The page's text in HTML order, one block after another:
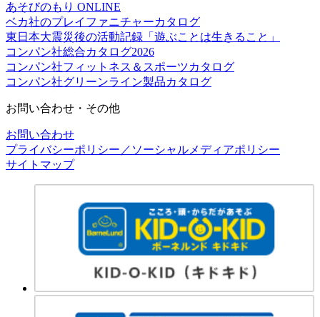
あそびのもり ONLINE
ベカ社のプレイファニチャーカタログ
東日本大震災後の活動記録「遊ぶことは生きること」
コンパン社総合カタログ2026
コンパン社フィットネス＆スポーツカタログ
コンパン社グリーンライン製品カタログ
お問い合わせ・その他
お問い合わせ
プライバシーポリシー／ソーシャルメディアポリシー
サイトマップ